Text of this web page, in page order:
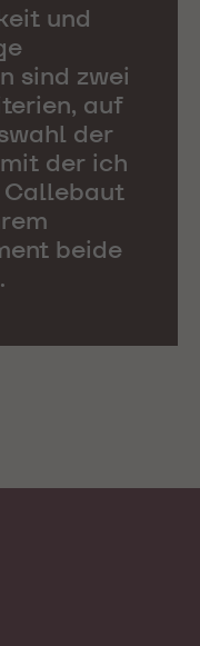
und
sind zwei
auf
der
der ich
Callebaut
beide